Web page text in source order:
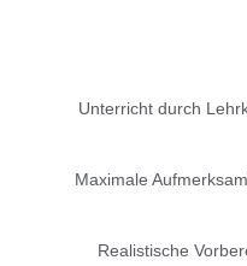
Unterricht durch
Maximale
Realistische